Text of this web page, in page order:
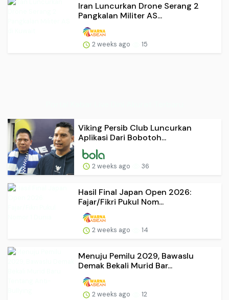
Iran Luncurkan Drone Serang 2
Pangkalan Militer AS...
2 weeks ago 15
Viking Persib Club Luncurkan
Aplikasi Dari Bobotoh...
2 weeks ago 36
Hasil Final Japan Open 2026:
Fajar/Fikri Pukul Nom...
2 weeks ago 14
Menuju Pemilu 2029, Bawaslu
Demak Bekali Murid Bar...
2 weeks ago 12